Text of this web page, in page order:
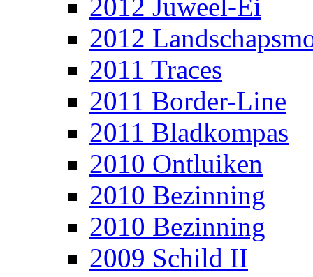
2012 Juweel-Ei
2012
2011 Traces
2011 Border-Line
2011 Bladkompas
2010 Ontluiken
2010 Bezinning
2010 Bezinning
2009 Schild II